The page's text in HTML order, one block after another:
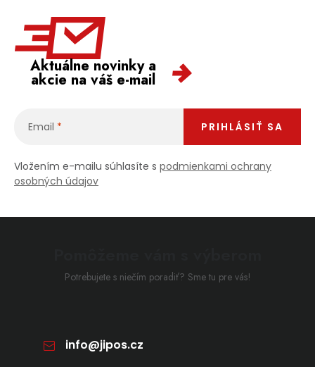
Aktuálne novinky a
akcie na váš e-mail
Email
Vložením e-mailu súhlasíte s podmienkami ochrany
osobných údajov
PRIHLÁSIŤ SA
Potrebujete s niečím poradiť? Sme tu pre vás!
info@jipos.cz